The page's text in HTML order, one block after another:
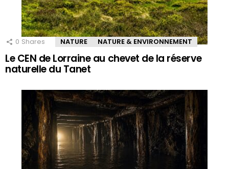
0 Shares NATURE NATURE & ENVIRONNEMENT
Le CEN de Lorraine au chevet de la réserve
naturelle du Tanet